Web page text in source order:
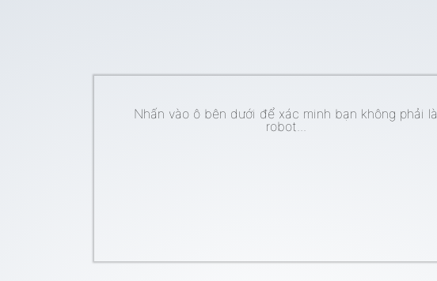
Nhấn vào ô bên dưới để xác minh bạn không phải là
robot...